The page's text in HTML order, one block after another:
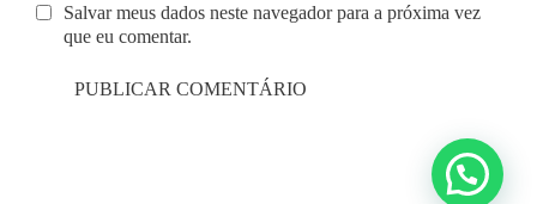
Salvar meus dados neste navegador para a próxima vez
que eu comentar.